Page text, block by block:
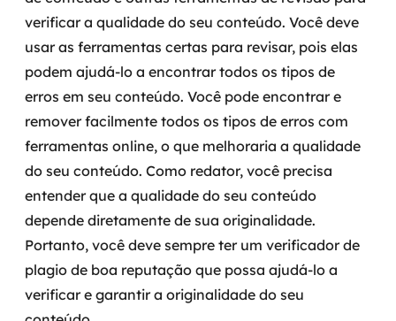
verificar a qualidade do seu conteúdo. Você deve
usar as ferramentas certas para revisar, pois elas
podem ajudá-lo a encontrar todos os tipos de
erros em seu conteúdo. Você pode encontrar e
remover facilmente todos os tipos de erros com
ferramentas online, o que melhoraria a qualidade
do seu conteúdo. Como redator, você precisa
entender que a qualidade do seu conteúdo
depende diretamente de sua originalidade.
Portanto, você deve sempre ter um verificador de
plagio de boa reputação que possa ajudá-lo a
verificar e garantir a originalidade do seu